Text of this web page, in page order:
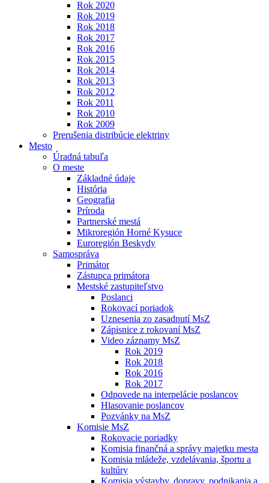
Rok 2020
Rok 2019
Rok 2018
Rok 2017
Rok 2016
Rok 2015
Rok 2014
Rok 2013
Rok 2012
Rok 2011
Rok 2010
Rok 2009
Prerušenia distribúcie elektriny
Mesto
Úradná tabuľa
O meste
Základné údaje
História
Geografia
Príroda
Partnerské mestá
Mikroregión Horné Kysuce
Euroregión Beskydy
Samospráva
Primátor
Zástupca primátora
Mestské zastupiteľstvo
Poslanci
Rokovací poriadok
Uznesenia zo zasadnutí MsZ
Zápisnice z rokovaní MsZ
Video záznamy MsZ
Rok 2019
Rok 2018
Rok 2016
Rok 2017
Odpovede na interpelácie poslancov
Hlasovanie poslancov
Pozvánky na MsZ
Komisie MsZ
Rokovacie poriadky
Komisia finančná a správy majetku mesta
Komisia mládeže, vzdelávania, športu a
kultúry
Komisia výstavby, dopravy, podnikania a